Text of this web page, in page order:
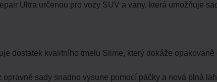
Ultra určenou pro vozy SUV a vany, která umožňuje
dostatek kvalitního tmelu Slime, který dokáže
opravné sady snadno vysune pomocí páčky a nová plná